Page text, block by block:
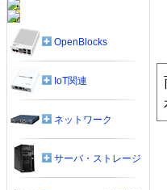
OpenBlocks
IoT関連
ネットワーク
サーバ・ストレージ